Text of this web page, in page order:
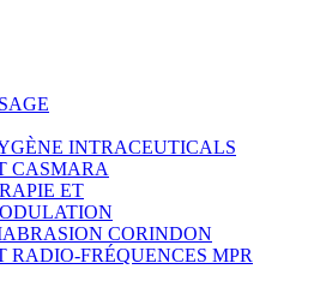
INTRACEUTICALS
CASMARA
ET
CORINDON
RADIO-FRÉQUENCES MPR